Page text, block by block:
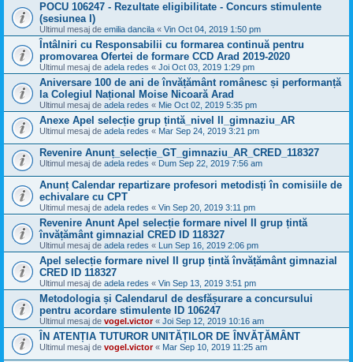
POCU 106247 - Rezultate eligibilitate - Concurs stimulente
(sesiunea I)
Ultimul mesaj de emilia dancila « Vin Oct 04, 2019 1:50 pm
Întâlniri cu Responsabilii cu formarea continuă pentru
promovarea Ofertei de formare CCD Arad 2019-2020
Ultimul mesaj de adela redes « Joi Oct 03, 2019 1:29 pm
Aniversare 100 de ani de învățământ românesc și performanță
la Colegiul Național Moise Nicoară Arad
Ultimul mesaj de adela redes « Mie Oct 02, 2019 5:35 pm
Anexe Apel selecție grup țintă_nivel II_gimnaziu_AR
Ultimul mesaj de adela redes « Mar Sep 24, 2019 3:21 pm
Revenire Anunț_selecție_GT_gimnaziu_AR_CRED_118327
Ultimul mesaj de adela redes « Dum Sep 22, 2019 7:56 am
Anunț Calendar repartizare profesori metodisți în comisiile de
echivalare cu CPT
Ultimul mesaj de adela redes « Vin Sep 20, 2019 3:11 pm
Revenire Anunt Apel selecție formare nivel II grup țintă
învățământ gimnazial CRED ID 118327
Ultimul mesaj de adela redes « Lun Sep 16, 2019 2:06 pm
Apel selecție formare nivel II grup țintă învățământ gimnazial
CRED ID 118327
Ultimul mesaj de adela redes « Vin Sep 13, 2019 3:51 pm
Metodologia și Calendarul de desfășurare a concursului
pentru acordare stimulente ID 106247
Ultimul mesaj de vogel.victor« Joi Sep 12, 2019 10:16 am
ÎN ATENȚIA TUTUROR UNITĂȚILOR DE ÎNVĂȚĂMÂNT
Ultimul mesaj de vogel.victor« Mar Sep 10, 2019 11:25 am